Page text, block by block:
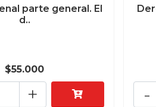
parte general. El
d..
$55.000
+ -